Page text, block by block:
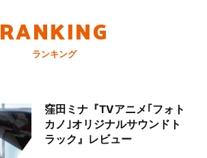
RANKING
ランキング
窪田ミナ『TVアニメ｢フォト
カノ｣オリジナルサウンドト
ラック』レビュー